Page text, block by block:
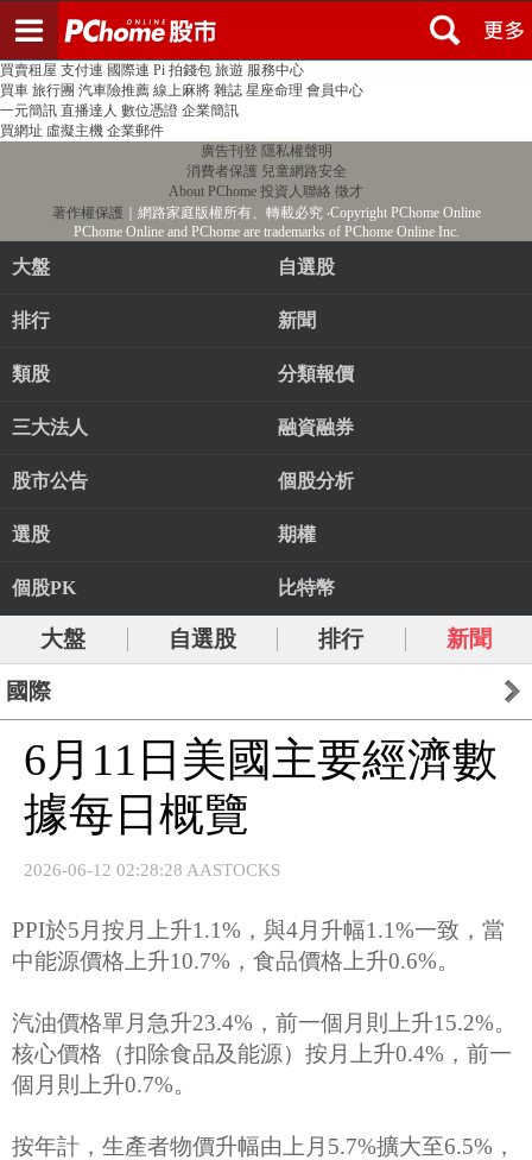
PChome首頁 線上購物 24h購物 書店
買賣租屋 支付連 國際連 Pi 拍錢包 旅遊 服務中心
買車 旅行團 汽車險推薦 線上麻將 雜誌 星座命理 會員中心
一元簡訊 直播達人 數位憑證 企業簡訊
買網址 虛擬主機 企業郵件
廣告刊登 隱私權聲明
消費者保護 兒童網路安全
About PChome 投資人聯絡 徵才
著作權保護 ｜網路家庭版權所有、轉載必究‧Copyright PChome Online
PChome Online and PChome are trademarks of PChome Online Inc.
大盤 自選股
排行 新聞
類股 分類報價
三大法人 融資融券
股市公告 個股分析
選股 期權
個股PK 比特幣
大盤 自選股 排行 新聞
國際
6月11日美國主要經濟數
據每日概覽
2026-06-12 02:28:28 AASTOCKS
PPI於5月按月上升1.1%，與4月升幅1.1%一致，當
中能源價格上升10.7%，食品價格上升0.6%。
汽油價格單月急升23.4%，前一個月則上升15.2%。
核心價格（扣除食品及能源）按月上升0.4%，前一
個月則上升0.7%。
按年計，生產者物價升幅由上月5.7%擴大至6.5%，